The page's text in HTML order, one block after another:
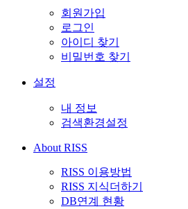
회원가입
로그인
아이디 찾기
비밀번호 찾기
설정
내 정보
검색환경설정
About RISS
RISS 이용방법
RISS 지식더하기
DB연계 현황